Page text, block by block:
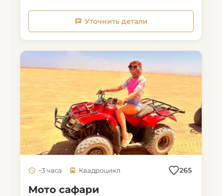
Уточнить детали
~3 часа Квадроцикл 265
Мото сафари